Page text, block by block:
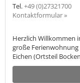
Tel.+49 (0)27321700
Kontaktformular »
Herzlich Willkommen
große
Eichen (Ortsteil